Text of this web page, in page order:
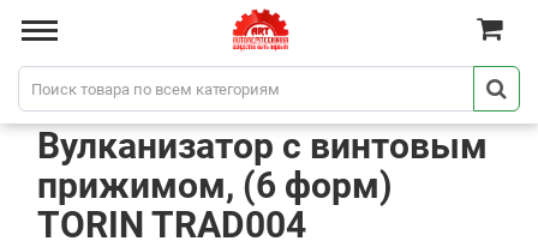
Вулканизатор с винтовым
прижимом, (6 форм)
TORIN TRAD004